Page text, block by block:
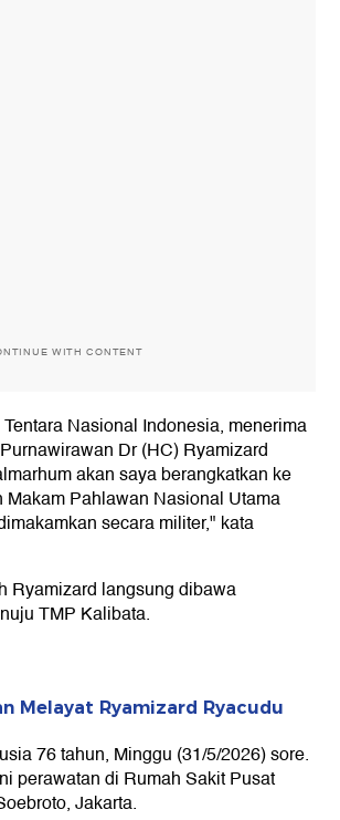
WITH CONTENT
Nasional Indonesia, menerima
Dr (HC) Ryamizard
akan saya berangkatkan ke
Pahlawan Nasional Utama
secara militer," kata
Ryamizard langsung dibawa
TMP Kalibata.
Melayat Ryamizard Ryacudu
76 tahun, Minggu (31/5/2026) sore.
perawatan di Rumah Sakit Pusat
Jakarta.